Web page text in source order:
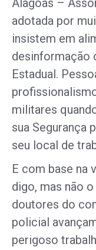
Alagoas –
adotada por
insistem em
desinformação
Estadual.
militares
sua Segurança
seu local de
E com base na
digo, mas não
doutores do
policial
perigoso